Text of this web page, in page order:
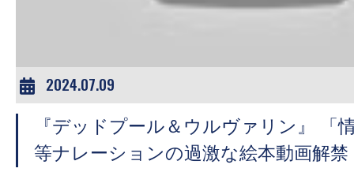
2024.07.09
『デッドプール＆ウルヴァリン』 「
等ナレーションの過激な絵本動画解禁